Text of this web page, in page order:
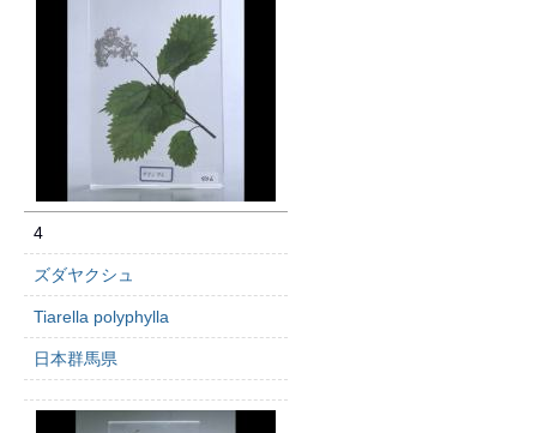
4
ズダヤクシュ
Tiarella polyphylla
日本群馬県